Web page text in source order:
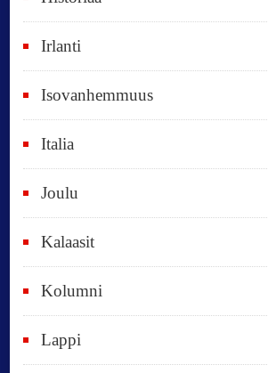
o
e
t
,
i
k
i
p
Irlanti
Isovanhemmuus
Italia
Joulu
Kalaasit
Kolumni
Lappi